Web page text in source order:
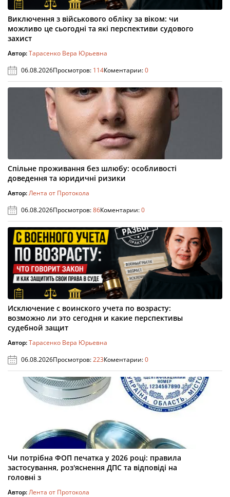
Виключення з військового обліку за віком: чи
можливо це сьогодні та які перспективи судового
захист
Автор:Тарасенко Вера Юрьевна
06.08.2026Просмотров: 114Коментарии:0
Спільне проживання без шлюбу: особливості
доведення та юридичні ризики
Автор:Лента от Протокола
06.08.2026Просмотров:86Коментарии:0
Исключение с воинского учета по возрасту:
возможно ли это сегодня и какие перспективы
судебной защит
Автор:Тарасенко Вера Юрьевна
06.08.2026Просмотров:223Коментарии:0
Чи потрібна ФОП печатка у 2026 році: правила
застосування, роз'яснення ДПС та відповіді на
головні з
Автор:Лента от Протокола